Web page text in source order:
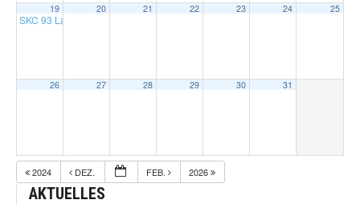
19
SKC 93 Lahr X1 – SKC 86 Schapbach X1
20 21 22 23 24 25
26 27 28 29 30 31
2024 DEZ. FEB. 2026
AKTUELLES